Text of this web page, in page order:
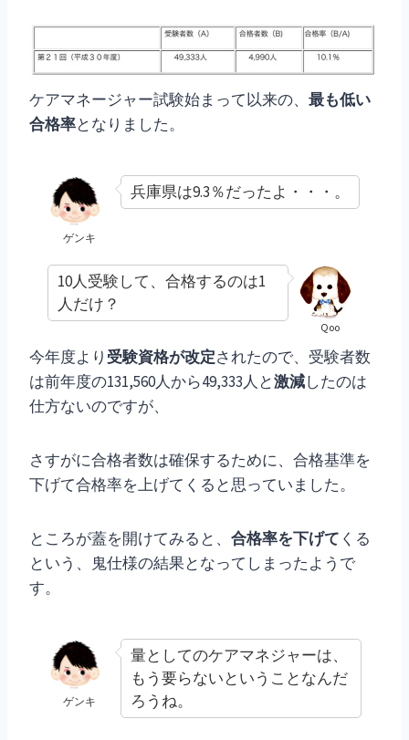
ケアマネージャー試験始まって以来の、 最も低い
合格率となりました。
ゲンキ
兵庫県は9.3％だったよ・・・。
Qoo
10人受験して、合格するのは1
人だけ？
今年度より 受験資格が改定されたので、受験者数
は前年度の131,560人から49,333人と激減したのは
仕方ないのですが、
さすがに合格者数は確保するために、合格基準を
下げて合格率を上げてくると思っていました。
ところが蓋を開けてみると、 合格率を下げて くる
という、鬼仕様の結果となってしまったようで
す。
ゲンキ
量としてのケアマネジャーは、
もう要らないということなんだ
ろうね。